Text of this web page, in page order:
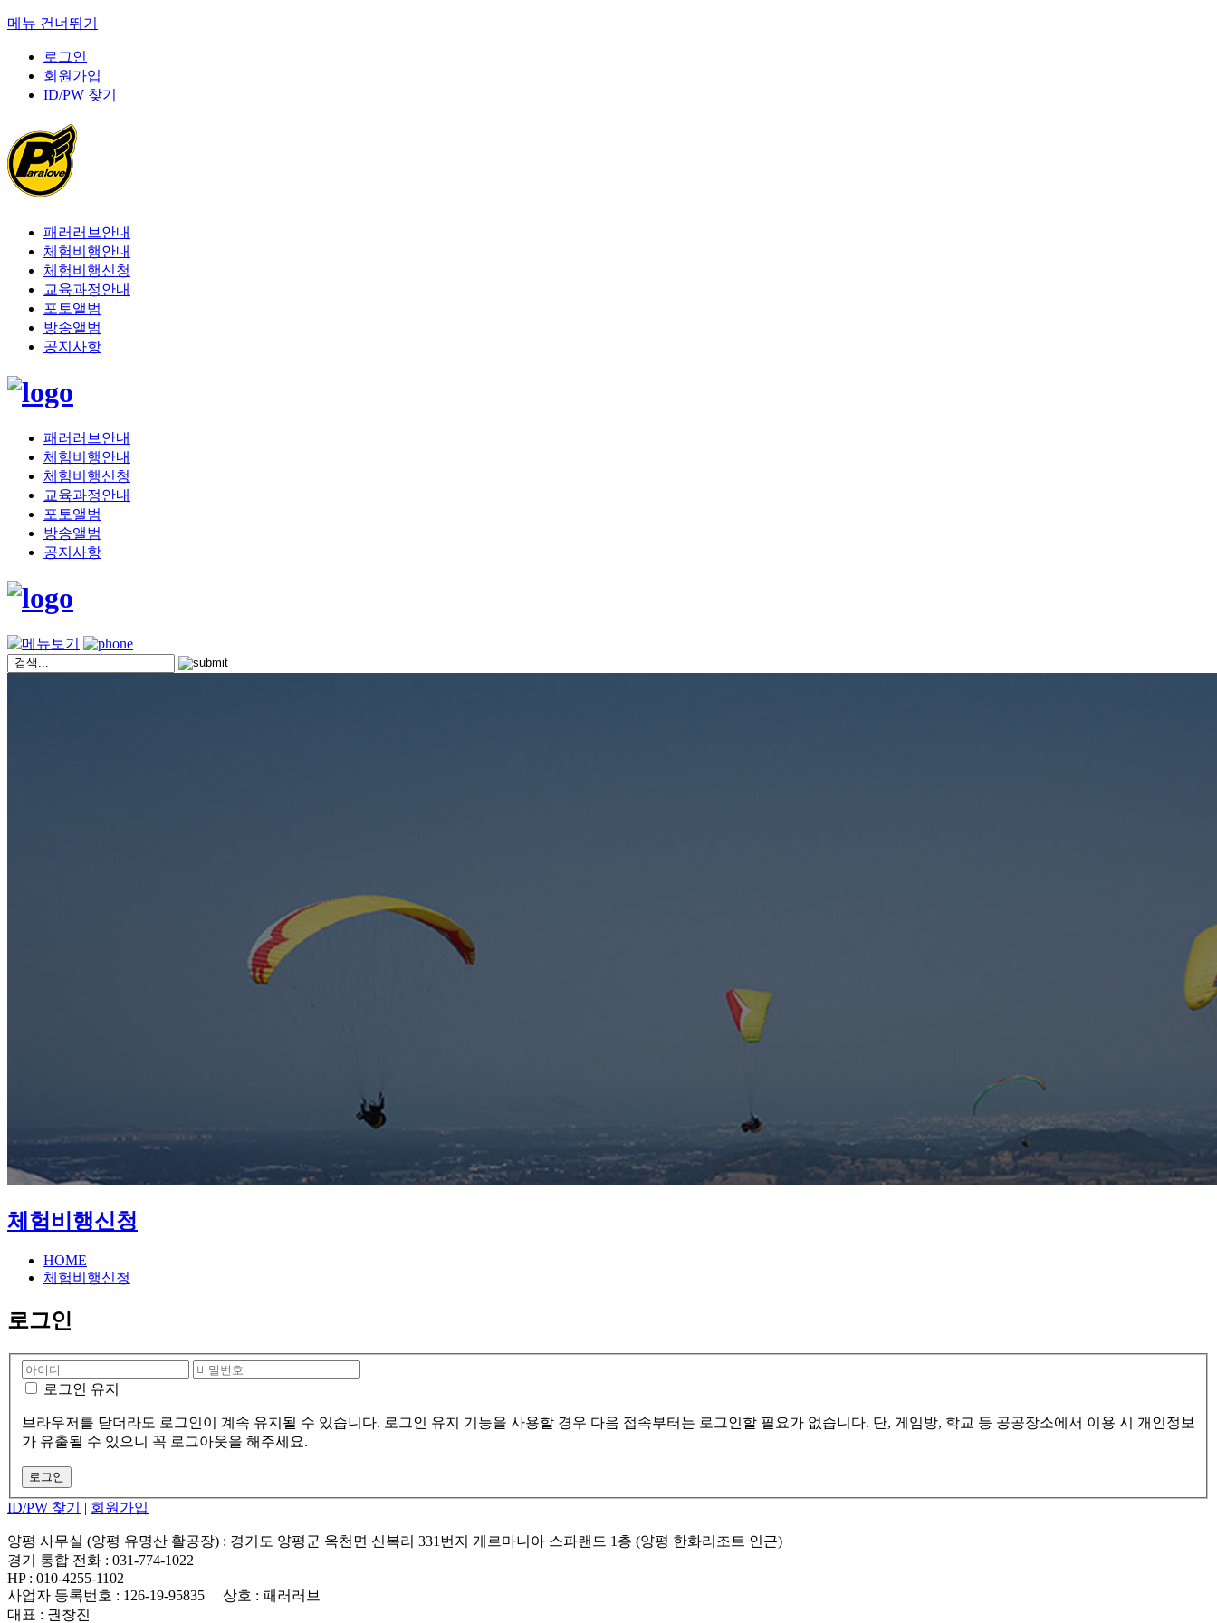
메뉴 건너뛰기
로그인
회원가입
ID/PW 찾기
패러러브안내
체험비행안내
체험비행신청
교육과정안내
포토앨범
방송앨범
공지사항
패러러브안내
체험비행안내
체험비행신청
교육과정안내
포토앨범
방송앨범
공지사항
체험비행신청
HOME
체험비행신청
로그인
로그인 유지
브라우저를 닫더라도 로그인이 계속 유지될 수 있습니다. 로그인 유지 기능을 사용할 경우 다음 접속부터는 로그인할 필요가 없습니다. 단, 게임방, 학교 등 공공장소에서 이용 시 개인정보
가 유출될 수 있으니 꼭 로그아웃을 해주세요.
ID/PW 찾기 | 회원가입
양평 사무실 (양평 유명산 활공장) : 경기도 양평군 옥천면 신복리 331번지 게르마니아 스파랜드 1층 (양평 한화리조트 인근)
경기 통합 전화 : 031-774-1022
HP: 010-4255-1102
사업자 등록번호 : 126-19-95835 상호 : 패러러브
대표 : 권창진